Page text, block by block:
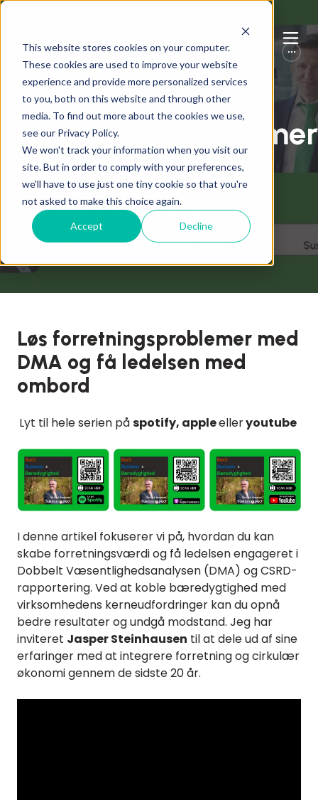
This website stores cookies on your computer.
These cookies are used to improve your website
experience and provide more personalized services
to you, both on this website and through other
media. To find out more about the cookies we use,
see our Privacy Policy.
We won't track your information when you visit our
site. But in order to comply with your preferences,
we'll have to use just one tiny cookie so that you're
not asked to make this choice again.
Accept Decline
Dobbelt Væsentlighed
Dobbelt Væsentlige Samtaler
Løs
forretningsproblemer
med DMA
Ole Bach Andersen
4 min. læsetid
01. oktober 2024
Løs forretningsproblemer med
DMA og få ledelsen med
ombord
Lyt til hele serien påspotify, appleelleryoutube
I denne artikel fokuserer vi på, hvordan du kan
skabe forretningsværdi og få ledelsen engageret i
Dobbelt Væsentlighedsanalysen (DMA) og CSRD-
rapportering. Ved at koble bæredygtighed med
virksomhedens kerneudfordringer kan du opnå
bedre resultater og undgå modstand. Jeg har
inviteret Jasper Steinhausen til at dele ud af sine
erfaringer med at integrere forretning og cirkulær
økonomi gennem de sidste 20 år.